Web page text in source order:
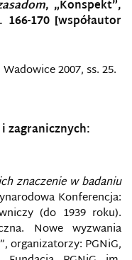
, „Konspekt”,
170 [współautor
Wadowice 2007, ss. 25.
zagranicznych:
znaczenie w badaniu
Konferencja:
(do 1939 roku).
Nowe wyzwania
organizatorzy: PGNiG,